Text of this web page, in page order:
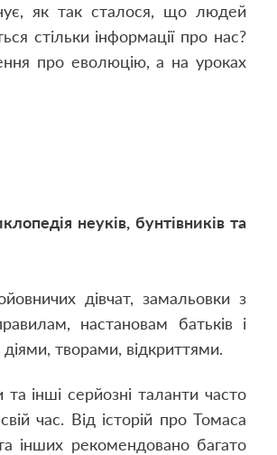
як так сталося, що людей
стільки інформації про нас?
про еволюцію, а на уроках
неуків, бунтівників та
дівчат, замальовки з
настановам батьків і
творами, відкриттями.
інші серйозні таланти часто
час. Від історій про Томаса
інших рекомендовано багато